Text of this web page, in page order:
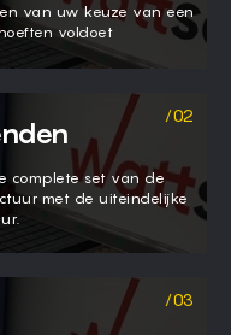
van uw keuze van een
voldoet
complete set van de
met de uiteindelijke